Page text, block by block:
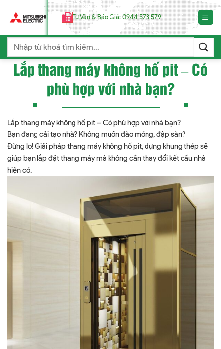
đến
Tư Vấn & Báo Giá: 0944 573 579
Lắp thang máy không hố pit – Có
phù hợp với nhà bạn?
Lắp thang máy không hố pit – Có phù hợp với nhà bạn?
Bạn đang cải tạo nhà? Không muốn đào móng, đập sàn?
Đừng lo! Giải pháp thang máy không hố pit, dựng khung thép sẽ
giúp bạn lắp đặt thang máy mà không cần thay đổi kết cấu nhà
hiện có.